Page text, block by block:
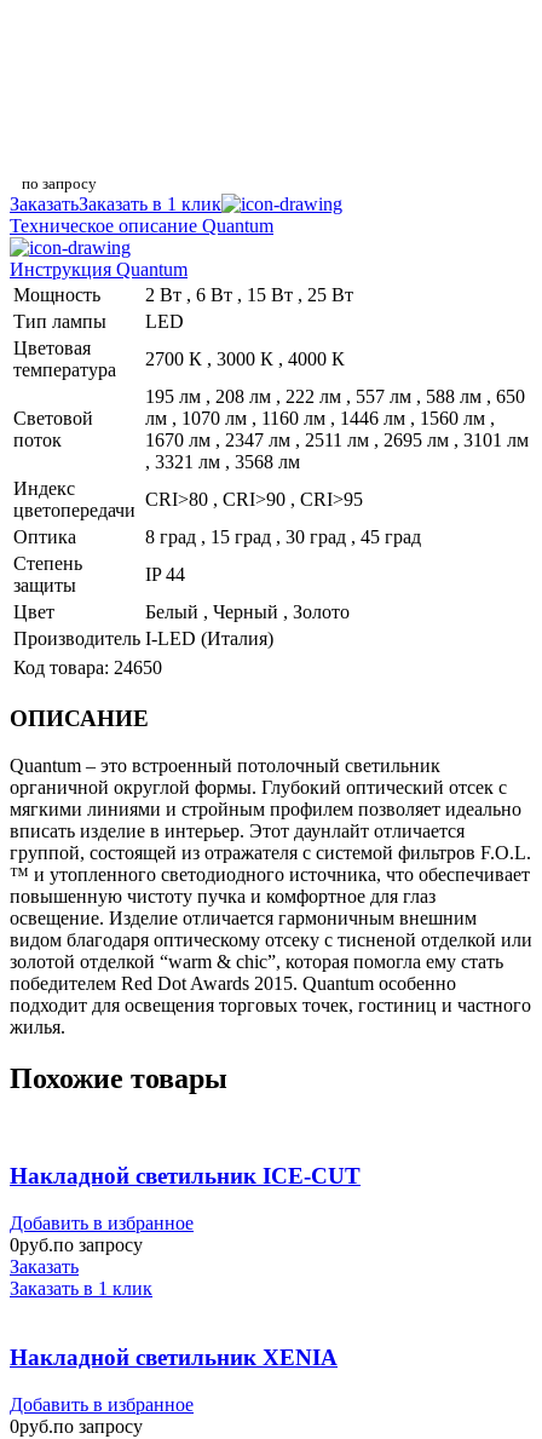
по запросу
ЗаказатьЗаказать в 1 клик
Техническое описание Quantum
Инструкция Quantum
Мощность
2 Вт , 6 Вт , 15 Вт , 25 Вт
Тип лампы
LED
Цветовая
температура
2700 К , 3000 К , 4000 К
Световой
поток
195 лм , 208 лм , 222 лм , 557 лм , 588 лм , 650
лм , 1070 лм , 1160 лм , 1446 лм , 1560 лм ,
1670 лм , 2347 лм , 2511 лм , 2695 лм , 3101 лм
, 3321 лм , 3568 лм
Индекс
цветопередачи
CRI>80 , CRI>90 , CRI>95
Оптика
8 град , 15 град , 30 град , 45 град
Степень
защиты
IP 44
Цвет
Белый , Черный , Золото
Производитель I-LED (Италия)
Код товара: 24650
ОПИСАНИЕ
Quantum – это встроенный потолочный светильник
органичной округлой формы. Глубокий оптичеcкий отсек с
мягкими линиями и стройным профилем позволяет идеально
вписать изделие в интерьер. Этот даунлайт отличается
группой, состоящей из отражателя с системой фильтров F.O.L.
™ и утопленного светодиодного источника, что обеспечивает
повышенную чистоту пучка и комфортное для глаз
освещение. Изделие отличается гармоничным внешним
видом благодаря оптическому отсеку с тисненой отделкой или
золотой отделкой “warm & chic”, которая помогла ему стать
победителем Red Dot Awards 2015. Quantum особенно
подходит для освещения торговых точек, гостиниц и частного
жилья.
Похожие товары
Накладной светильник ICE-CUT
Добавить в избранное
0руб.по запросу
Заказать
Заказать в 1 клик
Накладной светильник XENIA
Добавить в избранное
0руб.по запросу